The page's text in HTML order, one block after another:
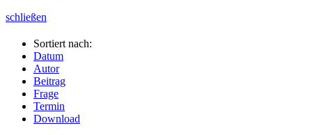
schließen
Sortiert nach:
Datum
Autor
Beitrag
Frage
Termin
Download